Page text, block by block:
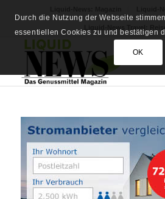
Durch die Nutzung der Webseite
essentiellen Cookies zu und bestätigen
OK